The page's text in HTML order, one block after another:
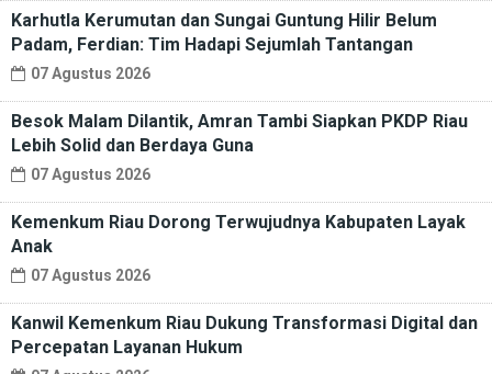
Karhutla Kerumutan dan Sungai Guntung Hilir Belum
Padam, Ferdian: Tim Hadapi Sejumlah Tantangan
07 Agustus 2026
Besok Malam Dilantik, Amran Tambi Siapkan PKDP Riau
Lebih Solid dan Berdaya Guna
07 Agustus 2026
Kemenkum Riau Dorong Terwujudnya Kabupaten Layak
Anak
07 Agustus 2026
Kanwil Kemenkum Riau Dukung Transformasi Digital dan
Percepatan Layanan Hukum